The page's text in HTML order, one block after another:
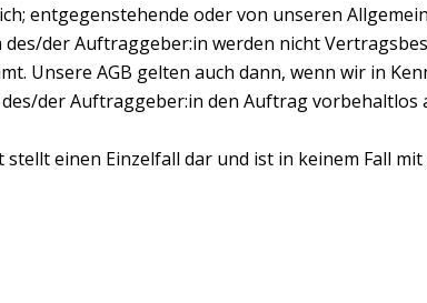
entgegenstehende oder von unseren
der Auftraggeber:in werden nicht
Unsere AGB gelten auch dann, wenn wir in
der Auftraggeber:in den Auftrag vorbehaltlos
einen Einzelfall dar und ist in keinem Fall